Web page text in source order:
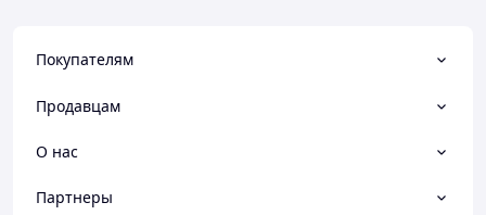
Покупателям
Продавцам
О нас
Партнеры